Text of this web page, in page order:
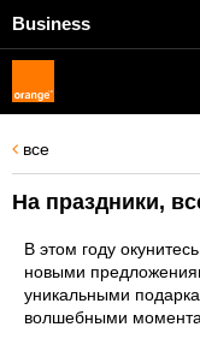
Business
все
На праздники,
В этом году
новыми
уникальными
волшебными